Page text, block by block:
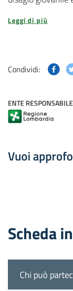
Leggi di più
Condividi:
ENTE RESPONSABILE
Vuoi
Scheda
Chi può